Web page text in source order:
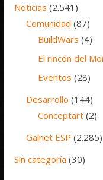
Noticias (2.541)
Comunidad (87)
BuildWars (4)
El rincón del
Eventos (28)
Desarrollo (144)
Conceptart (2)
Galnet ESP (2.285)
Sin categoría (30)